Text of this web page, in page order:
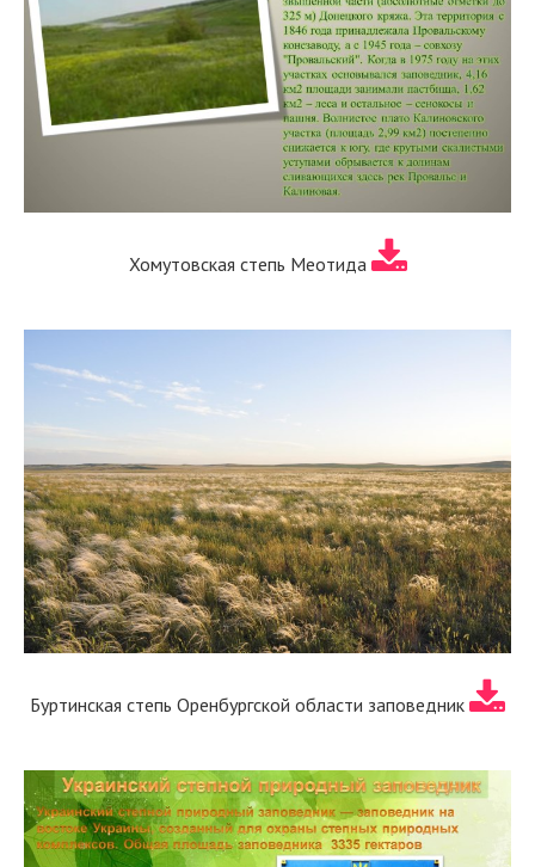
Хомутовская степь Меотида
Буртинская степь Оренбургской области заповедник